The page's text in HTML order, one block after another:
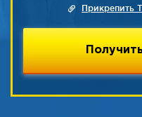
Прикрепить